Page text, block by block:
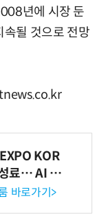
년에 시장 둔
될 것으로 전망
KOR
료… AI 전
통합 솔루
바로가기>